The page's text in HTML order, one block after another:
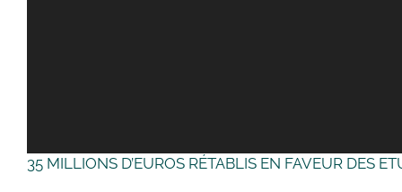
35 MILLIONS D’EUROS RÉTABLIS EN FAVEUR DES